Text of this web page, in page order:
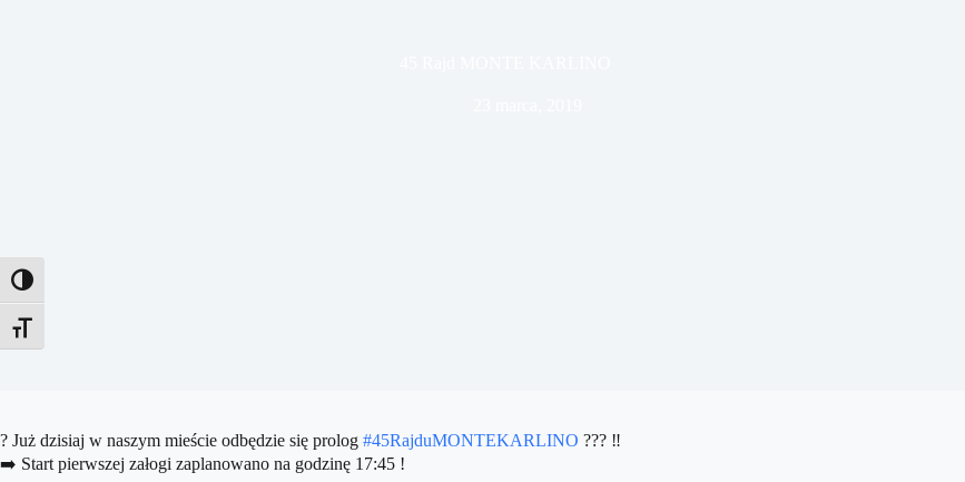
Toggle High Contrast
Toggle Font size
? Już dzisiaj w naszym mieście odbędzie się prolog #45RajduMONTEKARLINO ??? ‼️
➡️ Start pierwszej załogi zaplanowano na godzinę 17:45 !